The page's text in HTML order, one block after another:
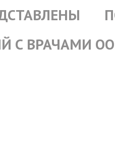
С ВРАЧАМИ